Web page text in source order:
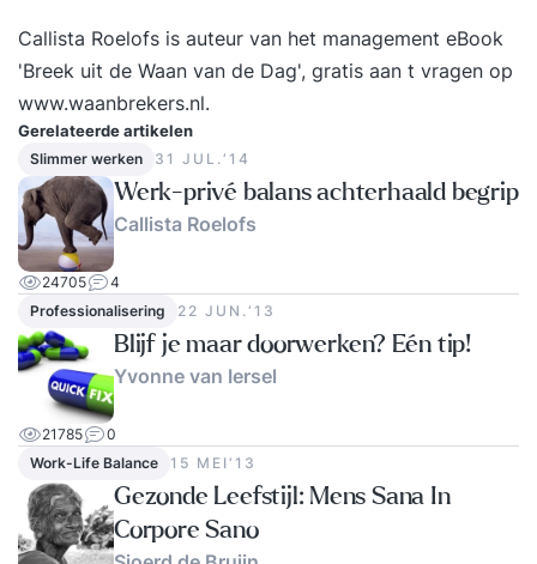
kunnen leven dient het achterwaarts begrepen te
worden.’ Door beeldend te vertellen, krijgt een
organisatie een gezicht en verdwijnt de abstracte
bedrijfscultuur naar de achtergrond. In de
tweedaagse storytelling training van
Speechcompany leer je om jouw persoonlijke of
corporate story te vertellen en te presenteren.
Zodat jij jouw publiek weet te inspireren, te
ontroeren en aan je weet te binden. Want een
goed verhaal breng altijd iets teweeg. Een goed
verhaal heeft magie, een sprankeling dat alles
overstijgt We werken o.a. aan : Opbouw van het
verhaal Plot/ story hoe maak je het spannend
Beeldend vertellen Motief, waarom van het
verhaal Ethos, pathos, logos De reis van de held
Stijlmiddelen Kleine anekdotes verzamelen en
toevoegen Kernboodschap Presentatie
Callista Roelofs is auteur van het management eBook
'Breek uit de Waan van de Dag', gratis aan t vragen op
www.waanbrekers.nl.
Gerelateerde artikelen
Slimmer werken 31 JUL.‘14
Werk-privé balans achterhaald begrip
Callista Roelofs
24705
4
Professionalisering
22 JUN.‘13
Blijf je maar doorwerken? Eén tip!
Yvonne van Iersel
21785
0
Work-Life Balance
15 MEI‘13
Gezonde Leefstijl: Mens Sana In
Corpore Sano